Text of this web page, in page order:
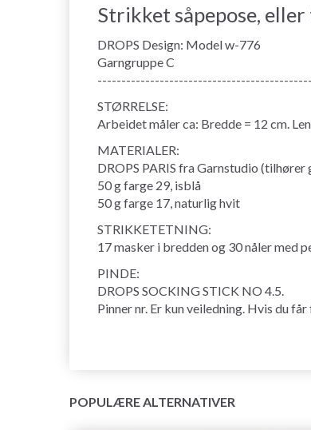
Strikket såpepose,
DROPS Design: Model w-776
Garngruppe C
STØRRELSE:
Arbeidet måler ca: Bredde = 12 cm.
MATERIALER:
DROPS PARIS fra Garnstudio (tilhører
50 g farge 29, isblå
50 g farge 17, naturlig hvit
STRIKKETETNING:
17 masker i bredden og 30 nåler med
PINDE:
DROPS SOCKING STICK NO 4.5.
Pinner nr. Er kun veiledning. Hvis du
POPULÆRE ALTERNATIVER